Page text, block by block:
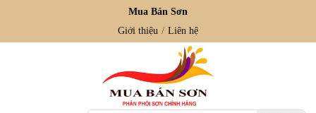
Mua Bán Sơn
Giới thiệu
Liên hệ